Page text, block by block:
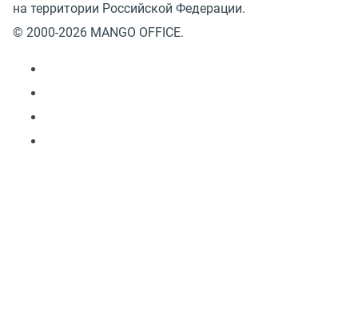
на территории Российской Федерации.
© 2000-2026 MANGO OFFICE.